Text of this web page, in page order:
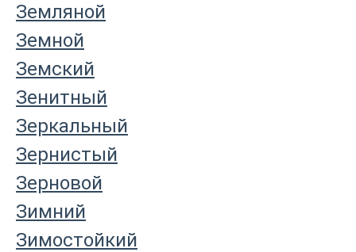
Земляной
Земной
Земский
Зенитный
Зеркальный
Зернистый
Зерновой
Зимний
Зимостойкий